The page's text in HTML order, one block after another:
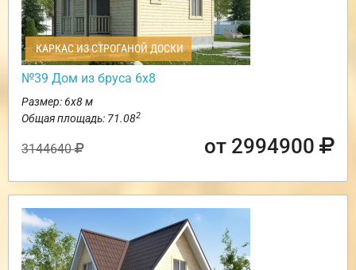
КАРКАС ИЗ СТРОГАНОЙ ДОСКИ
№39 Дом из бруса 6х8
Размер: 6х8 м
Общая площадь: 71.082
3144640 от 2994900